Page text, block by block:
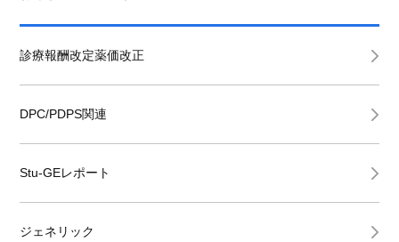
診療報酬改定薬価改正
DPC/PDPS関連
Stu-GEレポート
ジェネリック